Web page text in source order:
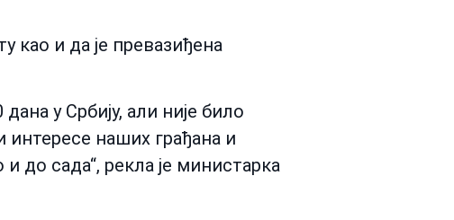
као и да је превазиђена
у Србију, али није било
наших грађана и
до сада“, рекла је министарка